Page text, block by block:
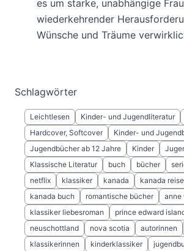
es um starke, unabhängige
wiederkehrender
Wünsche und Träume
Schlagwörter
Leichtlesen Kinder- und Jugendliteratur
Hardcover, Softcover
Kinder- und
Jugendbücher ab 12 Jahre
Kinder
Klassische Literatur
buch bücher
netflix
klassiker kanada
kanada
kanada buch
romantische bücher
anne
klassiker liebesroman
prince edward
neuschottland
nova scotia autorinnen
klassikerinnen
kinderklassiker